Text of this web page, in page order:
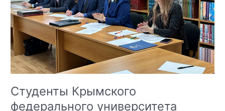
«Молодежь
против
коррупции»
Студенты Крымского
федерального университета